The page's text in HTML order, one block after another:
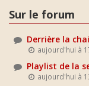
Sur le forum
Derrière la
aujourd'hui à
Playlist de la
aujourd'hui à